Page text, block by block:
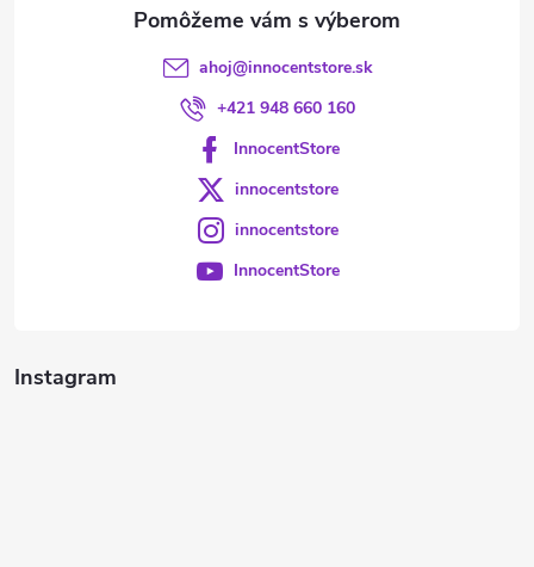
Instagram
ahoj@innocentstore.sk
+421 948 660 160
InnocentStore
innocentstore
innocentstore
InnocentStore